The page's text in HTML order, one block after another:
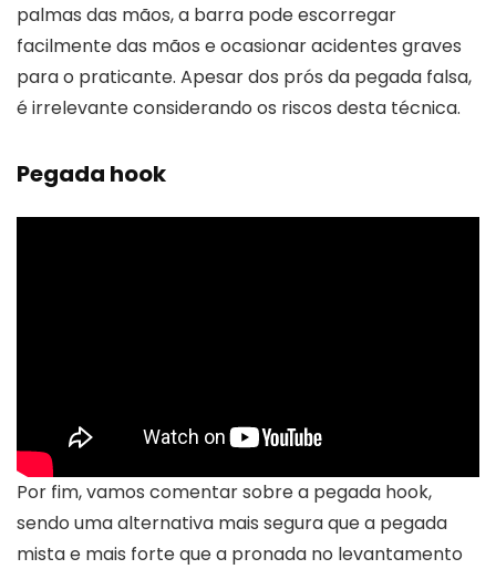
palmas das mãos, a barra pode escorregar
facilmente das mãos e ocasionar acidentes graves
para o praticante. Apesar dos prós da pegada falsa,
é irrelevante considerando os riscos desta técnica.
Pegada hook
Por fim, vamos comentar sobre a pegada hook,
sendo uma alternativa mais segura que a pegada
mista e mais forte que a pronada no levantamento